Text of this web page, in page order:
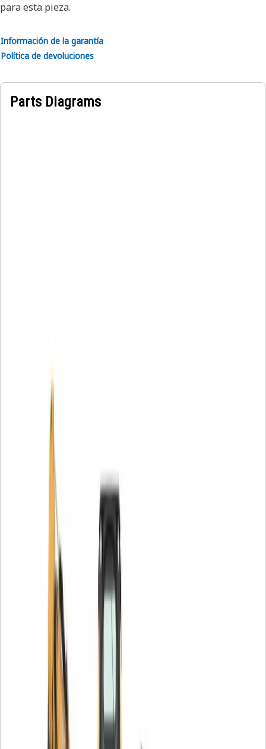
para esta pieza.
Información de la garantía
Política de devoluciones
Parts Diagrams